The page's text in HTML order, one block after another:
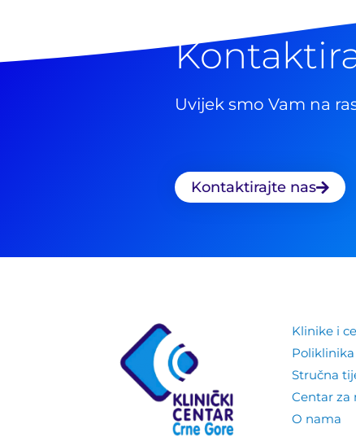
Uvijek smo Vam na
Kontaktirajte nas
Klinike i
Poliklinika
Stručna
Centar za
O nama